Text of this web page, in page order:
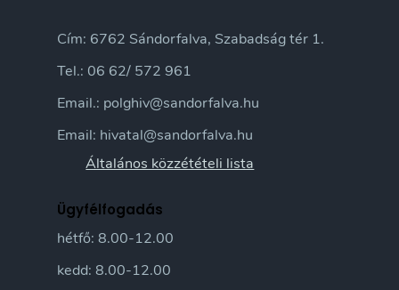
Cím: 6762 Sándorfalva, Szabadság tér 1.
Tel.: 06 62/ 572 961
Email.: polghiv@sandorfalva.hu
Email: hivatal@sandorfalva.hu
Általános közzétételi lista
Ügyfélfogadás
hétfő: 8.00-12.00
kedd: 8.00-12.00